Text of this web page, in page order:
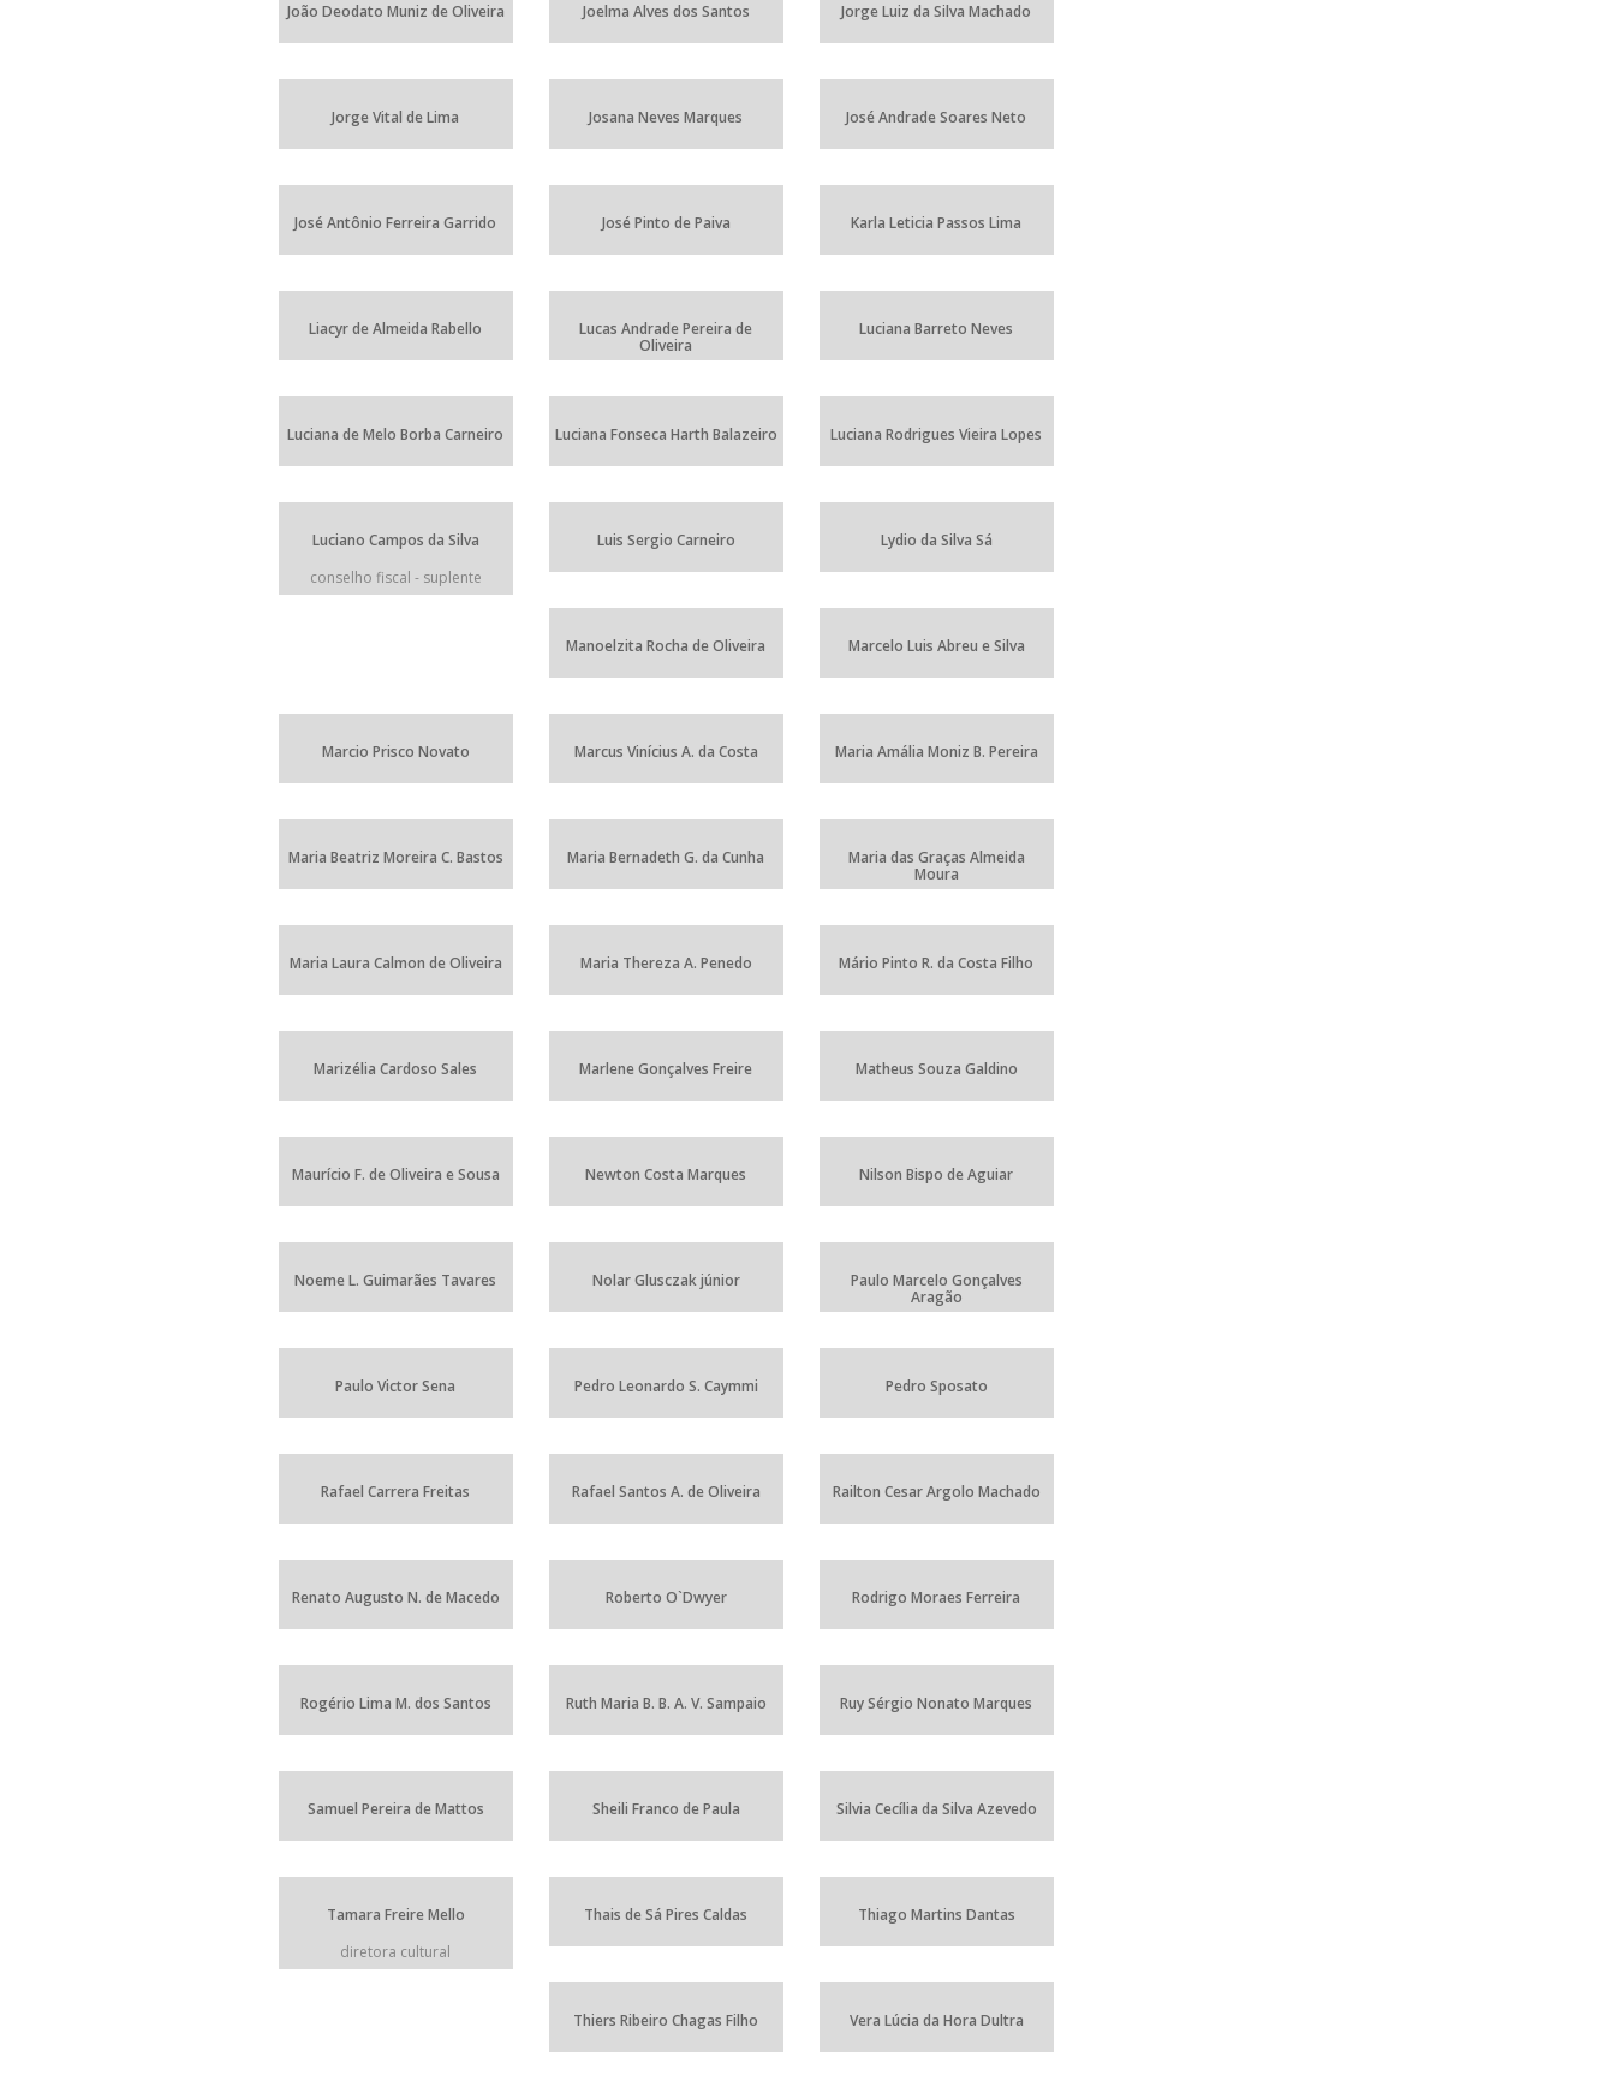
João Deodato Muniz de Oliveira Joelma Alves dos Santos Jorge Luiz da Silva Machado
Jorge Vital de Lima Josana Neves Marques José Andrade Soares Neto
José Antônio Ferreira Garrido José Pinto de Paiva Karla Leticia Passos Lima
Liacyr de Almeida Rabello
Lucas Andrade Pereira de
Oliveira
Luciana Barreto Neves
Luciana de Melo Borba Carneiro Luciana Fonseca Harth Balazeiro Luciana Rodrigues Vieira Lopes
Luciano Campos da Silva
conselho fiscal - suplente
Luis Sergio Carneiro Lydio da Silva Sá
Manoelzita Rocha de Oliveira Marcelo Luis Abreu e Silva
Marcio Prisco Novato Marcus Vinícius A. da Costa Maria Amália Moniz B. Pereira
Maria Beatriz Moreira C. Bastos Maria Bernadeth G. da Cunha
Maria das Graças Almeida
Moura
Maria Laura Calmon de Oliveira Maria Thereza A. Penedo Mário Pinto R. da Costa Filho
Marizélia Cardoso Sales Marlene Gonçalves Freire Matheus Souza Galdino
Maurício F. de Oliveira e Sousa Newton Costa Marques Nilson Bispo de Aguiar
Noeme L. Guimarães Tavares Nolar Glusczak júnior
Paulo Marcelo Gonçalves
Aragão
Paulo Victor Sena Pedro Leonardo S. Caymmi Pedro Sposato
Rafael Carrera Freitas Rafael Santos A. de Oliveira Railton Cesar Argolo Machado
Renato Augusto N. de Macedo Roberto O`Dwyer Rodrigo Moraes Ferreira
Rogério Lima M. dos Santos Ruth Maria B. B. A. V. Sampaio Ruy Sérgio Nonato Marques
Samuel Pereira de Mattos Sheili Franco de Paula Silvia Cecília da Silva Azevedo
Tamara Freire Mello
diretora cultural
Thais de Sá Pires Caldas Thiago Martins Dantas
Thiers Ribeiro Chagas Filho Vera Lúcia da Hora Dultra